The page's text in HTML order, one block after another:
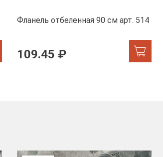
Фланель отбеленная 90 см арт. 514
109.45 ₽